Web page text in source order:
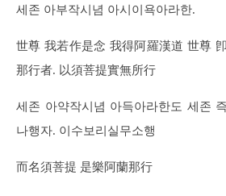
세존 아부작시념 아시이욕아라한.
世尊 我若作是念 我得阿羅漢道 世尊
那行者. 以須菩提實無所行
세존 아약작시념 아득아라한도 세존
나행자. 이수보리실무소행
而名須菩提 是樂阿蘭那行